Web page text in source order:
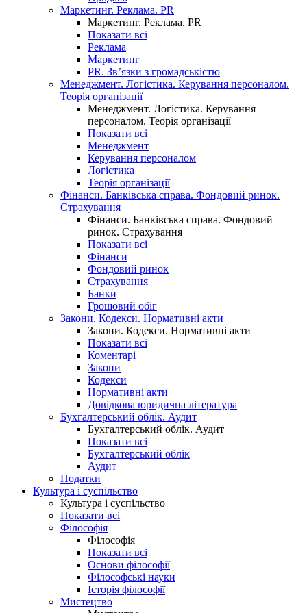
Маркетинг. Реклама. PR
Маркетинг. Реклама. PR
Показати всі
Реклама
Маркетинг
PR. Зв’язки з громадськістю
Менеджмент. Логістика. Керування персоналом.
Теорія організації
Менеджмент. Логістика. Керування
персоналом. Теорія організації
Показати всі
Менеджмент
Керування персоналом
Логістика
Теорія організації
Фінанси. Банківська справа. Фондовий ринок.
Страхування
Фінанси. Банківська справа. Фондовий
ринок. Страхування
Показати всі
Фінанси
Фондовий ринок
Страхування
Банки
Грошовий обіг
Закони. Кодекси. Нормативні акти
Закони. Кодекси. Нормативні акти
Показати всі
Коментарі
Закони
Кодекси
Нормативні акти
Довідкова юридична література
Бухгалтерський облік. Аудит
Бухгалтерський облік. Аудит
Показати всі
Бухгалтерський облік
Аудит
Податки
Культура і суспільство
Культура і суспільство
Показати всі
Філософія
Філософія
Показати всі
Основи філософії
Філософські науки
Історія філософії
Мистецтво